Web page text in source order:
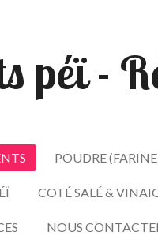
péï -
POUDRE
COTÉ SALÉ &
NOUS